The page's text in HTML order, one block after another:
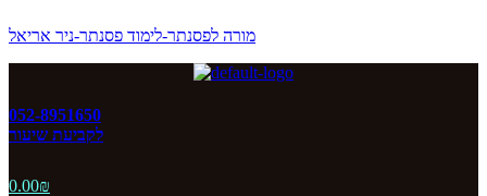
מורה לפסנתר-לימוד פסנתר-ניר אריאל
052-8951650
לקביעת שיעור
0.00₪